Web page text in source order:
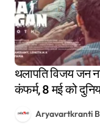
थलापति विजय जन
कंफर्म, 8 मई को
Aryavartkranti